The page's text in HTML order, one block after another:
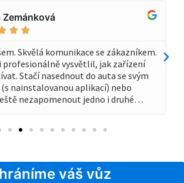
Zemánková
 
Skvělá komunikace se zákazníkem.
vysvětlil, jak zařízení
Stačí nasednout do auta se svým
nainstalovanou aplikací) nebo
nezapomenout jedno i druhé…
váš vůz